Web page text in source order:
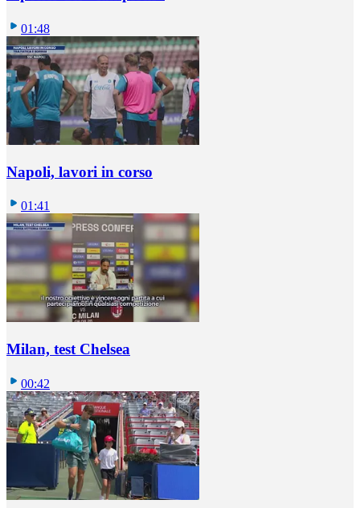
01:48
Napoli, lavori in corso
01:41
Milan, test Chelsea
00:42